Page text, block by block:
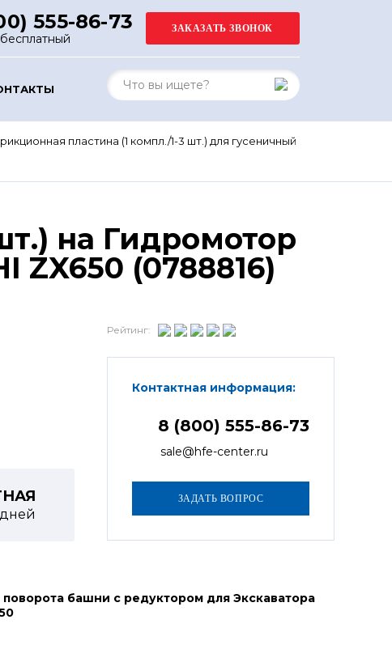
555-86-73
пластина (1 компл./1-3 шт.) для гусеничный
на Гидромотор
ZX650 (0788816)
дней
Рейтинг:
Контактная информация:
8 (800) 555-86-73
sale@hfe-center.ru
башни с редуктором для Экскаватора